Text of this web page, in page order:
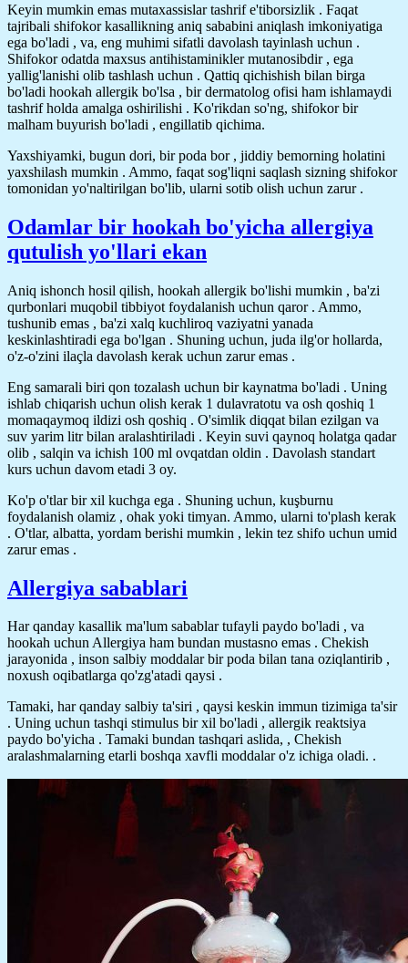
Keyin mumkin emas mutaxassislar tashrif e'tiborsizlik . Faqat
tajribali shifokor kasallikning aniq sababini aniqlash imkoniyatiga
ega bo'ladi , va, eng muhimi sifatli davolash tayinlash uchun .
Shifokor odatda maxsus antihistaminikler mutanosibdir , ega
yallig'lanishi olib tashlash uchun . Qattiq qichishish bilan birga
bo'ladi hookah allergik bo'lsa , bir dermatolog ofisi ham ishlamaydi
tashrif holda amalga oshirilishi . Ko'rikdan so'ng, shifokor bir
malham buyurish bo'ladi , engillatib qichima.
Yaxshiyamki, bugun dori, bir poda bor , jiddiy bemorning holatini
yaxshilash mumkin . Ammo, faqat sog'liqni saqlash sizning shifokor
tomonidan yo'naltirilgan bo'lib, ularni sotib olish uchun zarur .
Odamlar bir hookah bo'yicha allergiya
qutulish yo'llari ekan
Aniq ishonch hosil qilish, hookah allergik bo'lishi mumkin , ba'zi
qurbonlari muqobil tibbiyot foydalanish uchun qaror . Ammo,
tushunib emas , ba'zi xalq kuchliroq vaziyatni yanada
keskinlashtiradi ega bo'lgan . Shuning uchun, juda ilg'or hollarda,
o'z-o'zini ilaçla davolash kerak uchun zarur emas .
Eng samarali biri qon tozalash uchun bir kaynatma bo'ladi . Uning
ishlab chiqarish uchun olish kerak 1 dulavratotu va osh qoshiq 1
momaqaymoq ildizi osh qoshiq . O'simlik diqqat bilan ezilgan va
suv yarim litr bilan aralashtiriladi . Keyin suvi qaynoq holatga qadar
olib , salqin va ichish 100 ml ovqatdan oldin . Davolash standart
kurs uchun davom etadi 3 oy.
Ko'p o'tlar bir xil kuchga ega . Shuning uchun, kuşburnu
foydalanish olamiz , ohak yoki timyan. Ammo, ularni to'plash kerak
. O'tlar, albatta, yordam berishi mumkin , lekin tez shifo uchun umid
zarur emas .
Allergiya sabablari
Har qanday kasallik ma'lum sabablar tufayli paydo bo'ladi , va
hookah uchun Allergiya ham bundan mustasno emas . Chekish
jarayonida , inson salbiy moddalar bir poda bilan tana oziqlantirib ,
noxush oqibatlarga qo'zg'atadi qaysi .
Tamaki, har qanday salbiy ta'siri , qaysi keskin immun tizimiga ta'sir
. Uning uchun tashqi stimulus bir xil bo'ladi , allergik reaktsiya
paydo bo'yicha . Tamaki bundan tashqari aslida, , Chekish
aralashmalarning etarli boshqa xavfli moddalar o'z ichiga oladi. .